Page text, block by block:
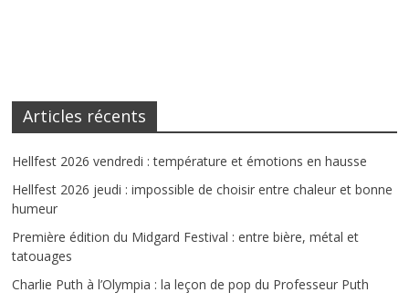
Articles récents
Hellfest 2026 vendredi : température et émotions en hausse
Hellfest 2026 jeudi : impossible de choisir entre chaleur et bonne
humeur
Première édition du Midgard Festival : entre bière, métal et
tatouages
Charlie Puth à l’Olympia : la leçon de pop du Professeur Puth